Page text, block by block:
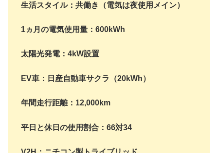
生活スタイル：共働き（電気は夜使用メイン）
1ヵ月の電気使用量：600kWh
太陽光発電：4kW設置
EV車：日産自動車サクラ（20kWh）
年間走行距離：12,000km
平日と休日の使用割合：66対34